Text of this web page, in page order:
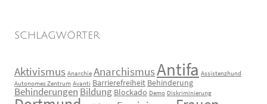
SCHLAGWÖRTER
Aktivismus Anarchie AnarchismusAntifa Assistenzhund
Autonomes Zentrum Avanti Barrierefreiheit Behinderung
Behinderungen Bildung Blockado Demo Diskriminierung